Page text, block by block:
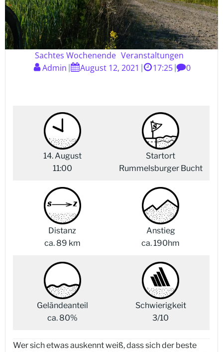
Sachtes Wochenende Veranstaltungen
Admin
August 12, 2021 17:25 0
14. August
11:00
Startort
Rummelsburger Bucht
Distanz
ca. 89 km
Anstieg
ca. 190hm
Geländeanteil
ca. 80%
Schwierigkeit
3/10
Wer sich etwas auskennt weiß, dass sich der beste